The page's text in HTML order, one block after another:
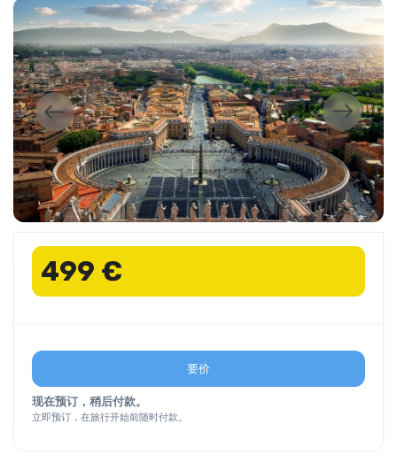
499 €
要价
现在预订，稍后付款。
立即预订，在旅行开始前随时付款。